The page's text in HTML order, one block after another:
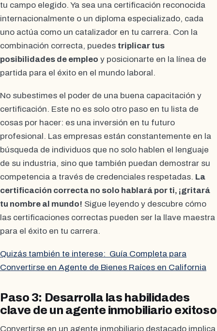
tu campo elegido. Ya sea una certificación reconocida
internacionalmente o un diploma especializado, cada
uno actúa como un catalizador en tu carrera. Con la
combinación correcta, puedes triplicar tus
posibilidades de empleo y posicionarte en la línea de
partida para el éxito en el mundo laboral.
No subestimes el poder de una buena capacitación y
certificación. Este no es solo otro paso en tu lista de
cosas por hacer: es una inversión en tu futuro
profesional. Las empresas están constantemente en la
búsqueda de individuos que no solo hablen el lenguaje
de su industria, sino que también puedan demostrar su
competencia a través de credenciales respetadas. La
certificación correcta no solo hablará por ti, ¡gritará
tu nombre al mundo! Sigue leyendo y descubre cómo
las certificaciones correctas pueden ser la llave maestra
para el éxito en tu carrera.
Quizás también te interese: Guía Completa para
Convertirse en Agente de Bienes Raíces en California
Paso 3: Desarrolla las habilidades
clave de un agente inmobiliario exitoso
Convertirse en un agente inmobiliario destacado implica